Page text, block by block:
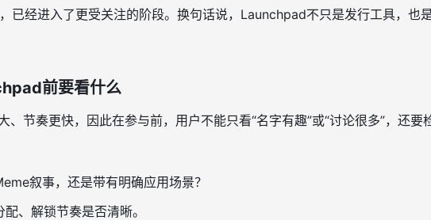
已经进入了更受关注的阶段。换句话说，Launchpad不只是发行工具，也
前要看什么
、节奏更快，因此在参与前，用户不能只看“名字有趣”或“讨论很多”，还要
叙事，还是带有明确应用场景？
、解锁节奏是否清晰。